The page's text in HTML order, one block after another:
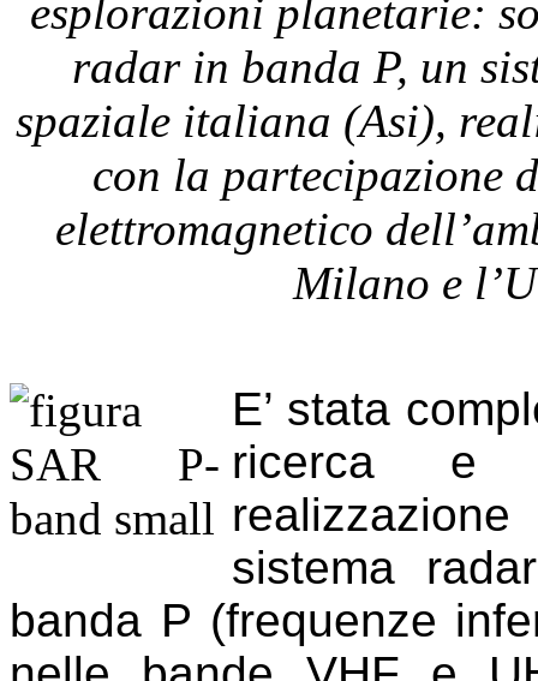
esplorazioni planetarie:
radar in banda P, un
spaziale italiana (Asi),
con la partecipazione
elettromagnetico
Milano e
E’ stata
ricerca e
sistema
banda P (frequenze